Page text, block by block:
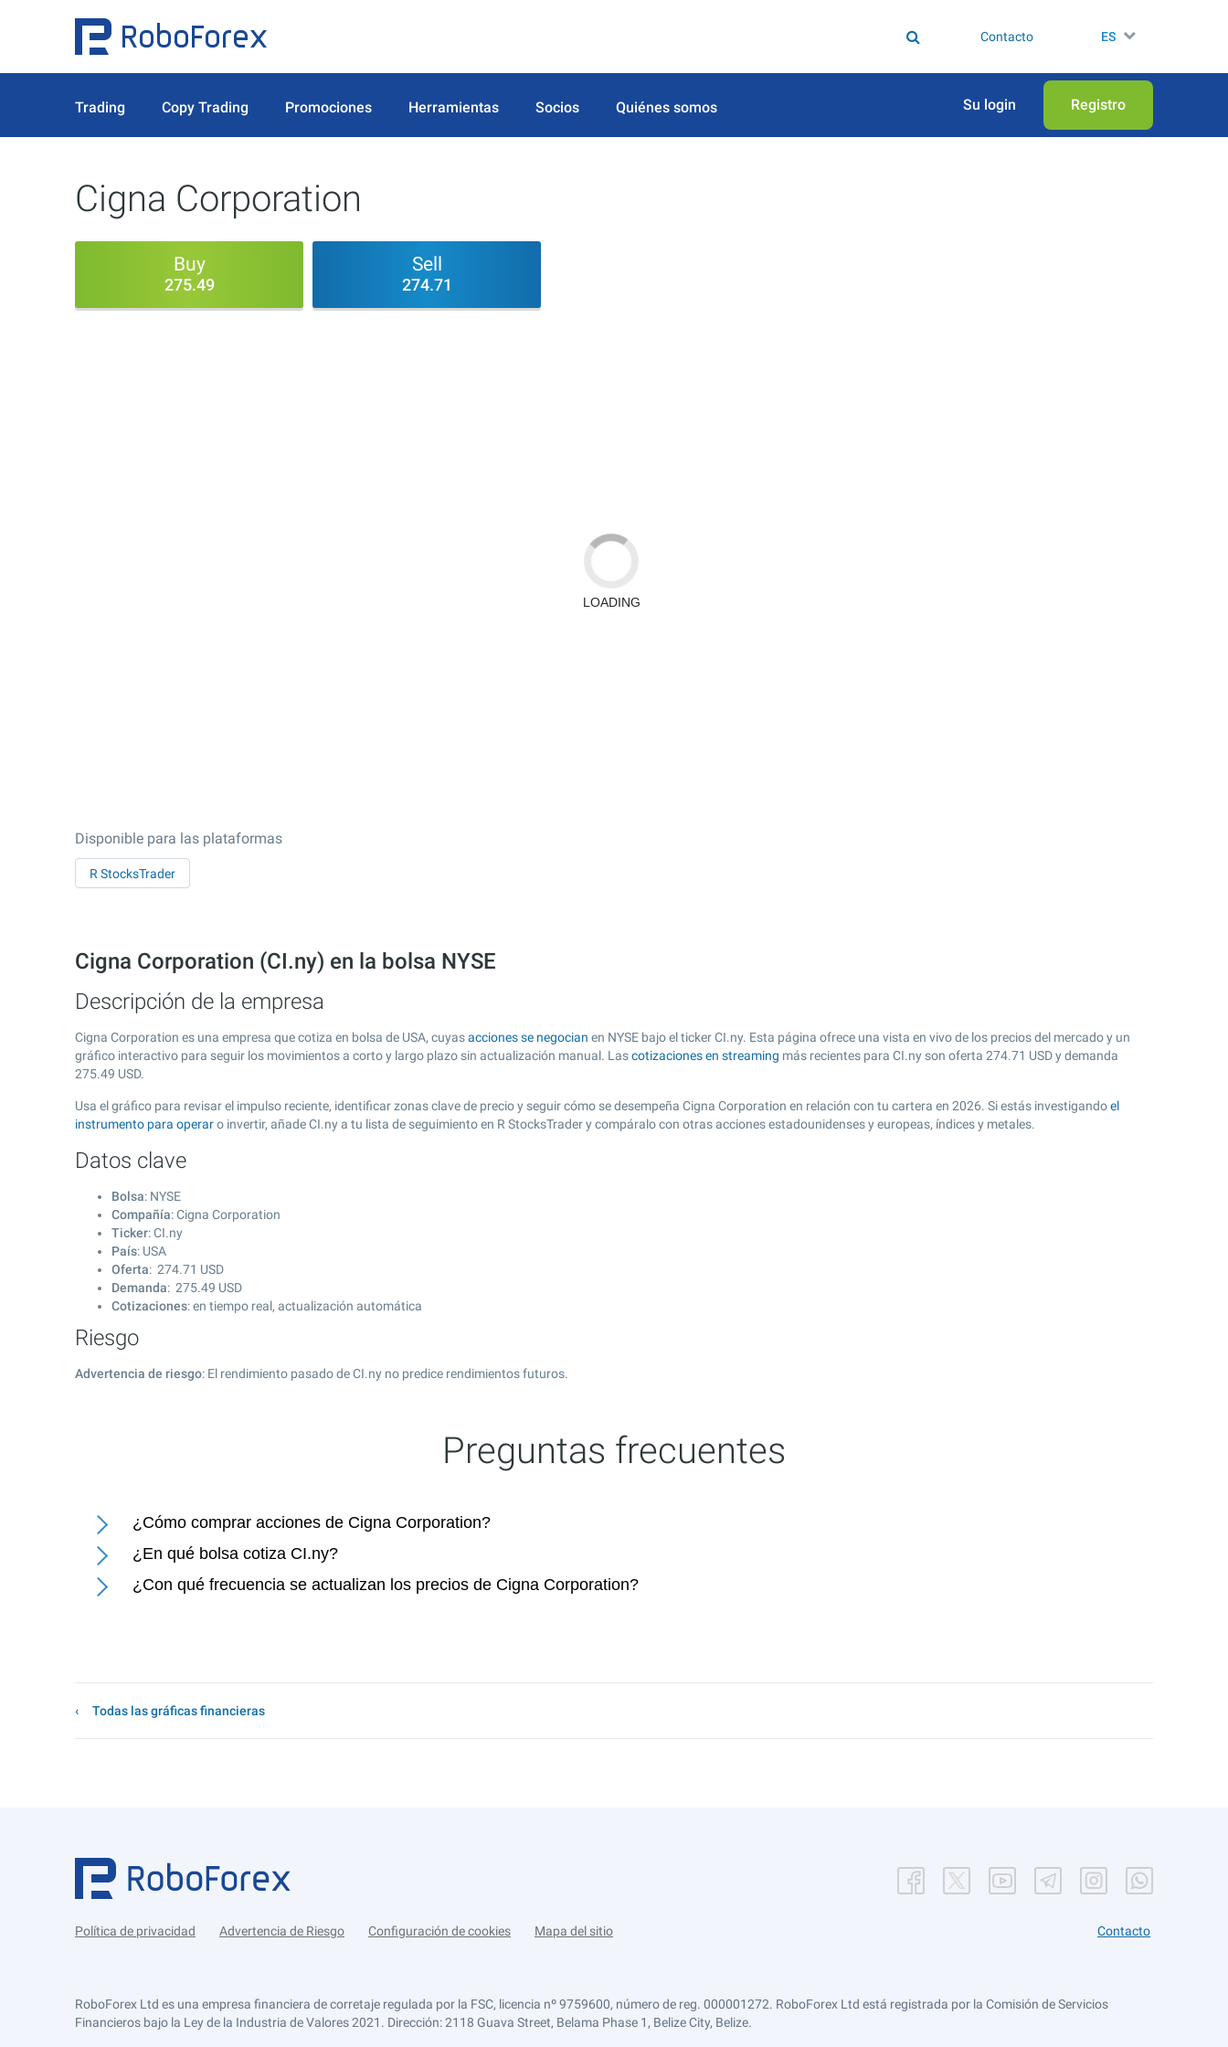
Contacto ES
Trading Copy Trading Promociones Herramientas Socios Quiénes somos Su login Registro
Cigna Corporation
Buy
275.49
Sell
274.71
Disponible para las plataformas
R StocksTrader
Cigna Corporation (CI.ny) en la bolsa NYSE
Descripción de la empresa
Cigna Corporation es una empresa que cotiza en bolsa de USA, cuyasacciones se negocian en NYSE bajo el ticker CI.ny. Esta página ofrece una vista en vivo de los precios del mercado y un
gráfico interactivo para seguir los movimientos a corto y largo plazo sin actualización manual. Lascotizaciones en streaming más recientes para CI.ny son oferta 274.71 USD y demanda
275.49 USD.
Usa el gráfico para revisar el impulso reciente, identificar zonas clave de precio y seguir cómo se desempeña Cigna Corporation en relación con tu cartera en 2026. Si estás investigandoel
instrumento para operaro invertir, añade CI.ny a tu lista de seguimiento en R StocksTrader y compáralo con otras acciones estadounidenses y europeas, índices y metales.
Datos clave
Bolsa: NYSE
Compañía: Cigna Corporation
Ticker: CI.ny
País: USA
Oferta: 274.71 USD
Demanda: 275.49 USD
Cotizaciones: en tiempo real, actualización automática
Riesgo
Advertencia de riesgo: El rendimiento pasado de CI.ny no predice rendimientos futuros.
Preguntas frecuentes
¿Cómo comprar acciones de Cigna Corporation?
¿En qué bolsa cotiza CI.ny?
¿Con qué frecuencia se actualizan los precios de Cigna Corporation?
Todas las gráficas financieras
Política de privacidad Advertencia de Riesgo Configuración de cookies Mapa del sitio Contacto
RoboForex Ltd es una empresa financiera de corretaje regulada por la FSC, licencia nº 9759600, número de reg. 000001272. RoboForex Ltd está registrada por la Comisión de Servicios
Financieros bajo la Ley de la Industria de Valores 2021. Dirección: 2118 Guava Street, Belama Phase 1, Belize City, Belize.